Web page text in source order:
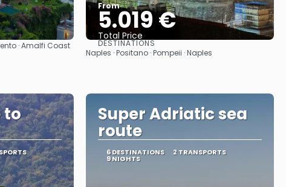
· Amalfi Coast
From
5.019 €
Total Price
See
DESTINATIONS
Naples · Positano · Pompeii · Naples
to Super Adriatic sea
route
6 DESTINATIONS 2 TRANSPORTS
9 NIGHTS